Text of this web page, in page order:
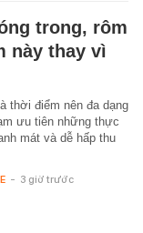
trong, rôm
này thay vì
thời điểm nên đa dạng
ưu tiên những thực
mát và dễ hấp thu
- 3 giờ trước